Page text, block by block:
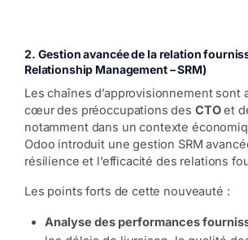
2. Gestion avancée de la relation
Relationship Management – SRM)
Les chaînes d’approvisionnement sont
cœur des préoccupations des CTOet
notamment dans un contexte
Odoo introduit une gestion SRM
résilience et l’efficacité des relations
Les points forts de cette nouveauté :
Analyse des performances